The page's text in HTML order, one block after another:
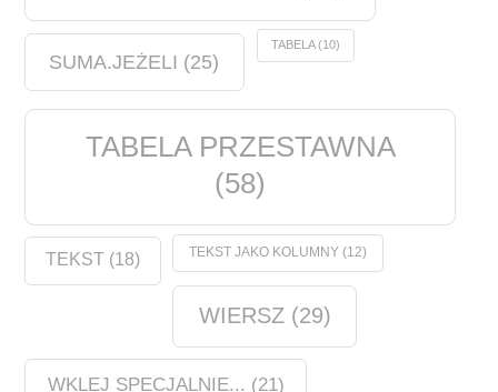
SUMA.JEŻELI (25)
TABELA(10)
TABELA PRZESTAWNA
(58)
TEKST (18) TEKST JAKO KOLUMNY(12)
WIERSZ(29)
WKLEJ SPECJALNIE... (21)